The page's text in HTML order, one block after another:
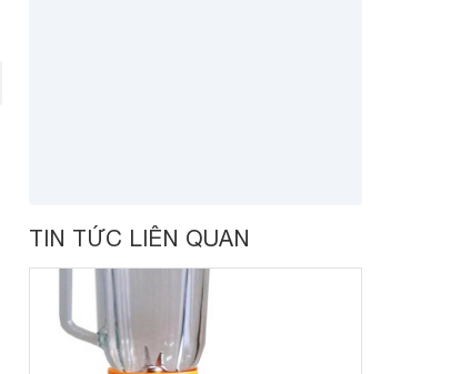
TIN TỨC LIÊN QUAN